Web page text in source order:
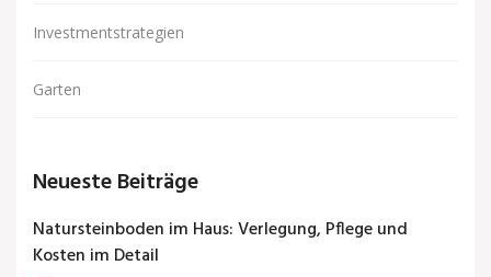
Investmentstrategien
Garten
Neueste Beiträge
Natursteinboden im Haus: Verlegung, Pflege und
Kosten im Detail